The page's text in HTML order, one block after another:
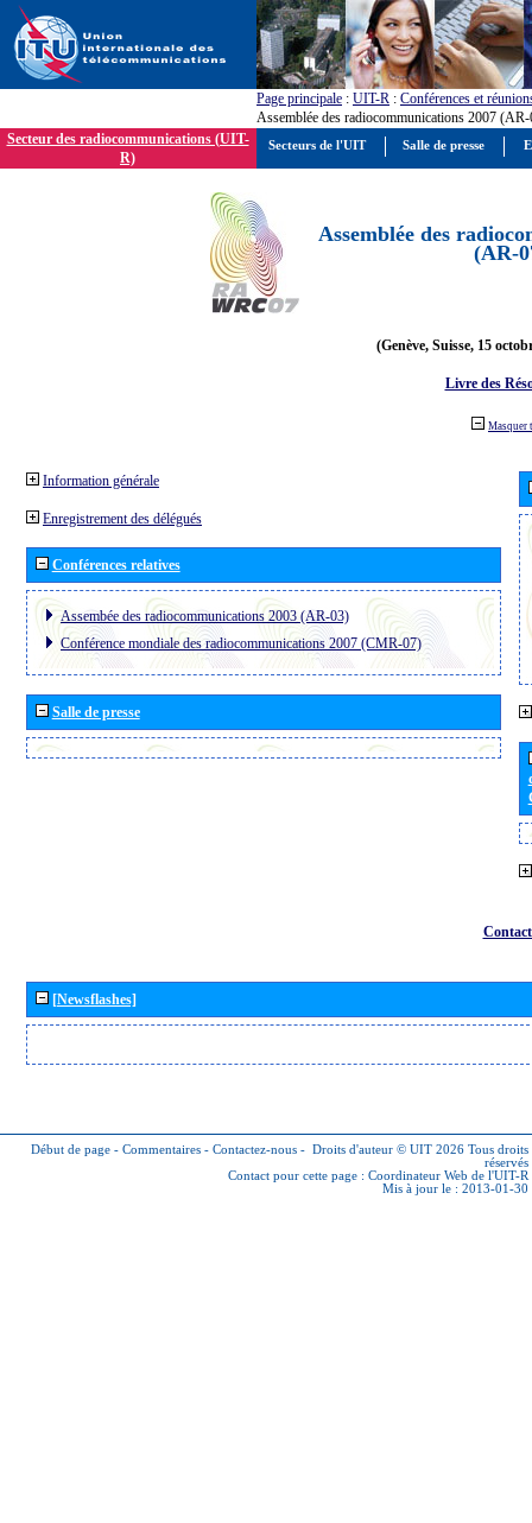
Page principale : UIT-R : Conférences et
Assemblée des radiocommunications 2007
Secteur des radiocommunications (UIT-
R)
Assemblée des
(AR-
(Genève, Suisse, 15
Livre des
Masquer
Information générale
Enregistrement des délégués
Conférences relatives
Assembée des radiocommunications 2003 (AR-03)
Conférence mondiale des radiocommunications 2007 (CMR-07)
Salle de presse
[Newsflashes]
Début de page - Commentaires - Contactez-nous - Droits d'auteur © UIT 2026 Tous droits
réservés
Contact pour cette page : Coordinateur Web de l'UIT-R
Mis à jour le : 2013-01-30
Secteurs de l'UIT Salle de presse